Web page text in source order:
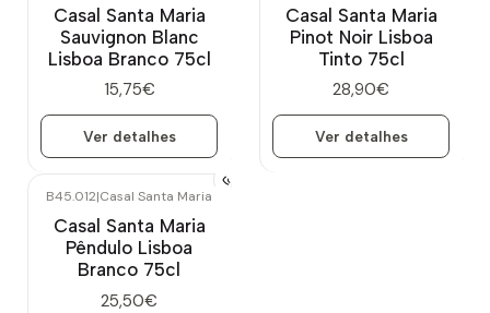
Casal Santa Maria
Sauvignon Blanc
Lisboa Branco 75cl
15,75€
Ver detalhes
Casal Santa Maria
Pinot Noir Lisboa
Tinto 75cl
28,90€
Ver detalhes
B45.012|Casal Santa Maria
Casal Santa Maria
Pêndulo Lisboa
Branco 75cl
25,50€